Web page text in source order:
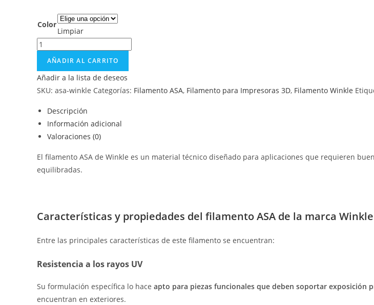
Color
Limpiar
AÑADIR AL CARRITO
Añadir a la lista de deseos
SKU: asa-winkle Categorías: Filamento ASA, Filamento para Impresoras 3D, Filamento Winkle
Descripción
Información adicional
Valoraciones (0)
El filamento ASA de Winkle es un material técnico diseñado para aplicaciones que requieren
equilibradas.
Características y propiedades del filamento ASA de la marca Winkle
Entre las principales características de este filamento se encuentran:
Resistencia a los rayos UV
Su formulación específica lo hace apto para piezas funcionales que deben soportar exposición
encuentran en exteriores.